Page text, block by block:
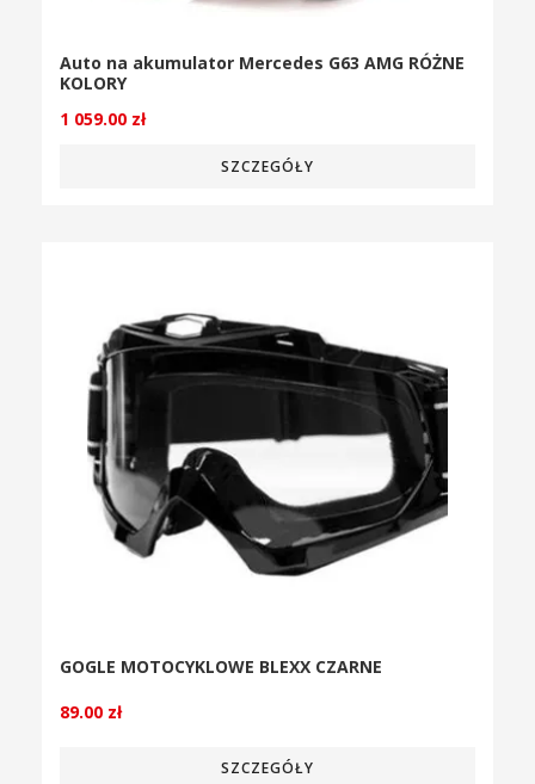
Auto na akumulator Mercedes G63 AMG RÓŻNE
KOLORY
1 059.00 zł
SZCZEGÓŁY
GOGLE MOTOCYKLOWE BLEXX CZARNE
89.00 zł
SZCZEGÓŁY